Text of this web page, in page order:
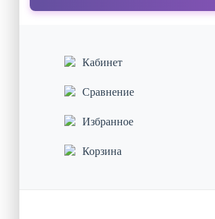
Кабинет
Сравнение
Избранное
Корзина